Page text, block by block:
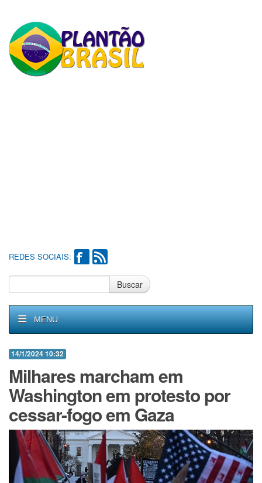
REDES SOCIAIS:
Buscar
MENU
14/1/2024 10:32
Milhares marcham em
Washington em protesto por
cessar-fogo em Gaza